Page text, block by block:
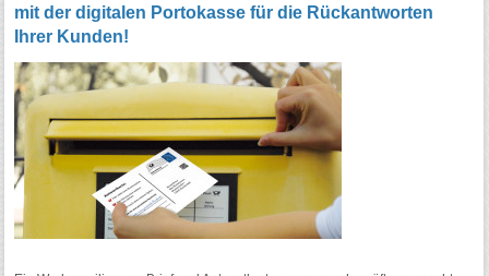
mit der digitalen Portokasse für die Rückantworten
Ihrer Kunden!